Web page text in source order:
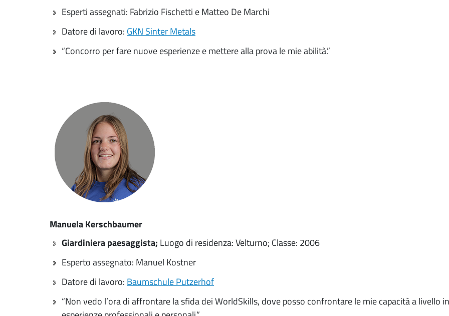
Esperti assegnati: Fabrizio Fischetti e Matteo De Marchi
Datore di lavoro: GKN Sinter Metals
“Concorro per fare nuove esperienze e mettere alla prova le mie abilità.”
Manuela Kerschbaumer
Giardiniera paesaggista; Luogo di residenza: Velturno; Classe: 2006
Esperto assegnato: Manuel Kostner
Datore di lavoro: Baumschule Putzerhof
“Non vedo l’ora di affrontare la sfida dei WorldSkills, dove posso confrontare le mie capacità a livello